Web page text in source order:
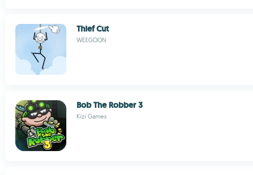
Thief Cut
WEEGOON
Bob The Robber 3
Kizi Games